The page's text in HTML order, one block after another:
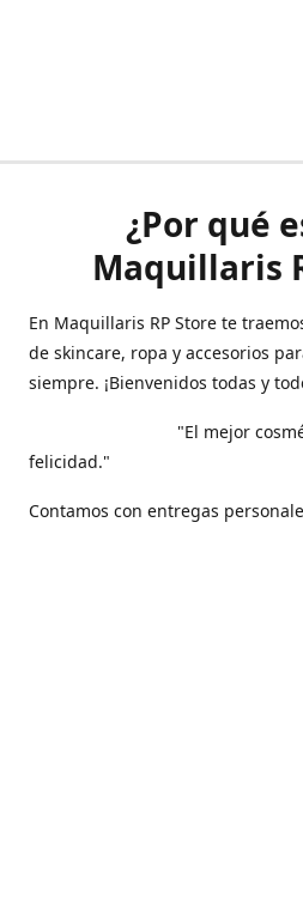
¿Por qué
Maquillaris
En Maquillaris RP Store te
de skincare, ropa y accesorios
siempre. ¡Bienvenidos todas y
"El mejor cosmético
felicidad."
Contamos con entregas